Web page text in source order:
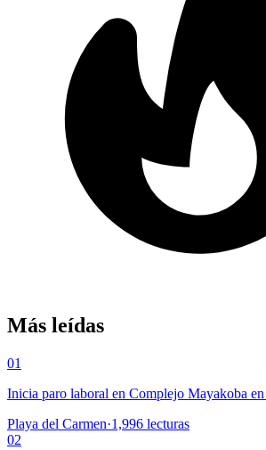
Más leídas
01
Inicia paro laboral en Complejo Mayakoba
Playa del Carmen·1,996 lecturas
02